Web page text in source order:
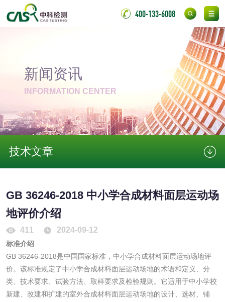
400-133-6008
新闻资讯
INFORMATION CENTER
技术文章
GB 36246-2018 中小学合成材料面层运动场
地评价介绍
411 2024-09-12
标准介绍
GB 36246-2018是中国国家标准，中小学合成材料面层运动场地评
价。该标准规定了中小学合成材料面层运动场地的术语和定义、分
类、技术要求、试验方法、取样要求及检验规则。它适用于中小学校
新建、改建和扩建的室外合成材料面层运动场地的设计、选材、铺
非金属材料
脱硫石膏检测 镀膜抗菌玻璃检测
光触媒检测
消毒产品
消毒产品备案 防螨除螨检测